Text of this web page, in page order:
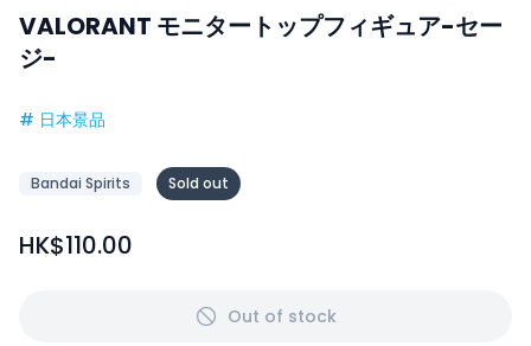
VALORANT モニタートップフィギュア-セー
ジ-
# 日本景品
Bandai Spirits Sold out
HK$110.00
Out of stock